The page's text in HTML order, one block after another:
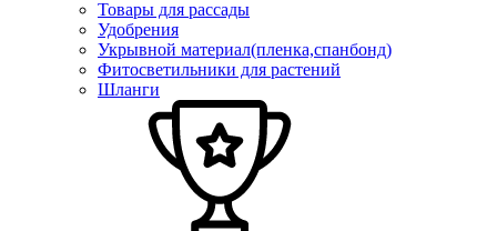
Товары для рассады
Удобрения
Укрывной материал(пленка,спанбонд)
Фитосветильники для растений
Шланги